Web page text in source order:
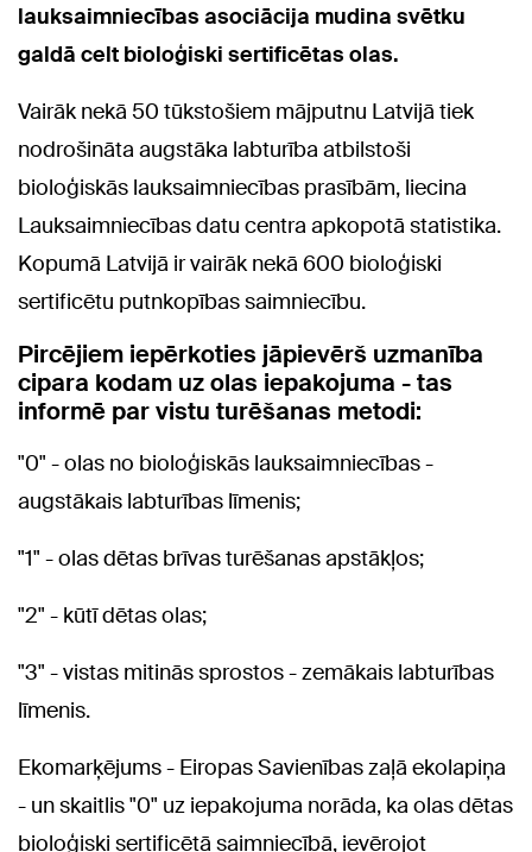
lauksaimniecības asociācija mudina svētku
galdā celt bioloģiski sertificētas olas.
Vairāk nekā 50 tūkstošiem mājputnu Latvijā tiek
nodrošināta augstāka labturība atbilstoši
bioloģiskās lauksaimniecības prasībām, liecina
Lauksaimniecības datu centra apkopotā statistika.
Kopumā Latvijā ir vairāk nekā 600 bioloģiski
sertificētu putnkopības saimniecību.
Pircējiem iepērkoties jāpievērš uzmanība
cipara kodam uz olas iepakojuma - tas
informē par vistu turēšanas metodi:
"0" - olas no bioloģiskās lauksaimniecības -
augstākais labturības līmenis;
"1" - olas dētas brīvas turēšanas apstākļos;
"2" - kūtī dētas olas;
"3" - vistas mitinās sprostos - zemākais labturības
līmenis.
Ekomarķējums - Eiropas Savienības zaļā ekolapiņa
- un skaitlis "0" uz iepakojuma norāda, ka olas dētas
bioloģiski sertificētā saimniecībā, ievērojot